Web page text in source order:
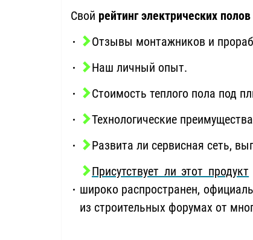
Свой рейтинг электрических
Отзывы монтажников и
Наш личный опыт.
Стоимость теплого пола под
Технологические
Развита ли сервисная сеть,
Присутствует ли этот продукт
широко распространен,
из строительных форумах от